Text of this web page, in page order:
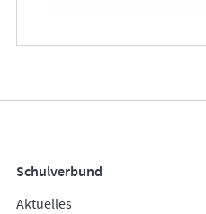
Schulverbund
Aktuelles